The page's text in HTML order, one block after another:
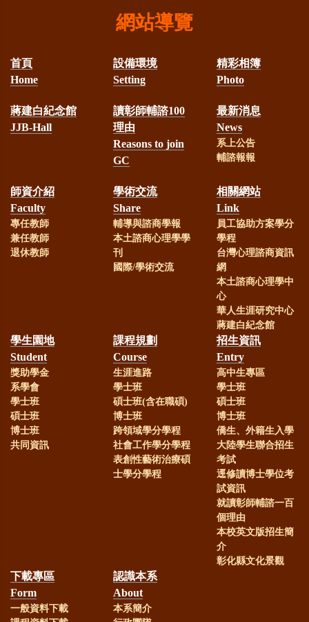
網站導覽
首頁
Home
設備環境
Setting
精彩相簿
Photo
蔣建白紀念館
JJB-Hall
讀彰師輔諮100
理由
Reasons to join
GC
最新消息
News
系上公告
輔諮報報
師資介紹
Faculty
專任教師
兼任教師
退休教師
學術交流
Share
輔導與諮商學報
本土諮商心理學學
刊
國際/學術交流
相關網站
Link
員工協助方案學分
學程
台灣心理諮商資訊
網
本土諮商心理學中
心
華人生涯研究中心
蔣建白紀念館
學生園地
Student
獎助學金
系學會
學士班
碩士班
博士班
共同資訊
課程規劃
Course
生涯進路
學士班
碩士班(含在職碩)
博士班
跨領域學分學程
社會工作學分學程
表創性藝術治療碩
士學分學程
招生資訊
Entry
高中生專區
學士班
碩士班
博士班
僑生、外籍生入學
大陸學生聯合招生
考試
逕修讀博士學位考
試資訊
就讀彰師輔諮一百
個理由
本校英文版招生簡
介
彰化縣文化景觀
下載專區
Form
一般資料下載
認識本系
About
本系簡介